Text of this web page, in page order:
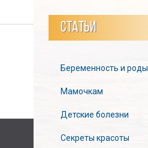
СТАТЬИ
Беременность и роды
Мамочкам
Детские болезни
Секреты красоты